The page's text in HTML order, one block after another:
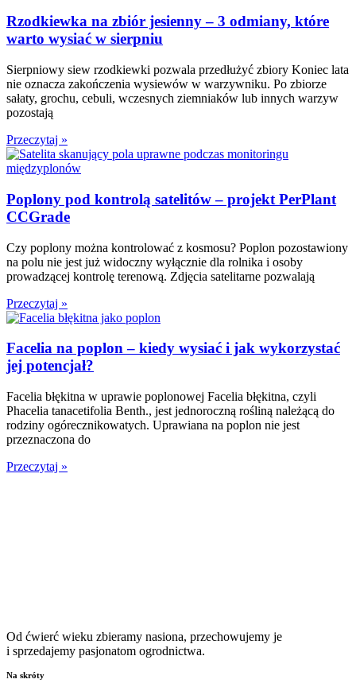
Rzodkiewka na zbiór jesienny – 3 odmiany, które
warto wysiać w sierpniu
Sierpniowy siew rzodkiewki pozwala przedłużyć zbiory Koniec lata
nie oznacza zakończenia wysiewów w warzywniku. Po zbiorze
sałaty, grochu, cebuli, wczesnych ziemniaków lub innych warzyw
pozostają
Przeczytaj »
Poplony pod kontrolą satelitów – projekt PerPlant
CCGrade
Czy poplony można kontrolować z kosmosu? Poplon pozostawiony
na polu nie jest już widoczny wyłącznie dla rolnika i osoby
prowadzącej kontrolę terenową. Zdjęcia satelitarne pozwalają
Przeczytaj »
Facelia na poplon – kiedy wysiać i jak wykorzystać
jej potencjał?
Facelia błękitna w uprawie poplonowej Facelia błękitna, czyli
Phacelia tanacetifolia Benth., jest jednoroczną rośliną należącą do
rodziny ogórecznikowatych. Uprawiana na poplon nie jest
przeznaczona do
Przeczytaj »
Od ćwierć wieku zbieramy nasiona, przechowujemy je
i sprzedajemy pasjonatom ogrodnictwa.
Na skróty